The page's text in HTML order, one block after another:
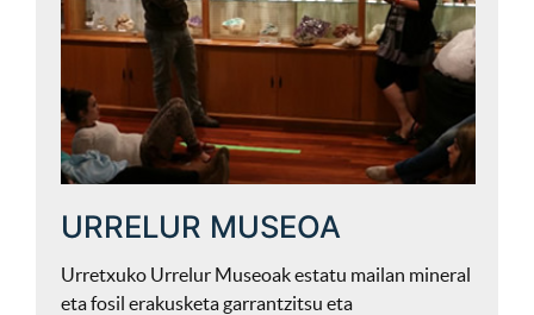
URRELUR MUSEOA
Urretxuko Urrelur Museoak estatu mailan mineral
eta fosil erakusketa garrantzitsu eta